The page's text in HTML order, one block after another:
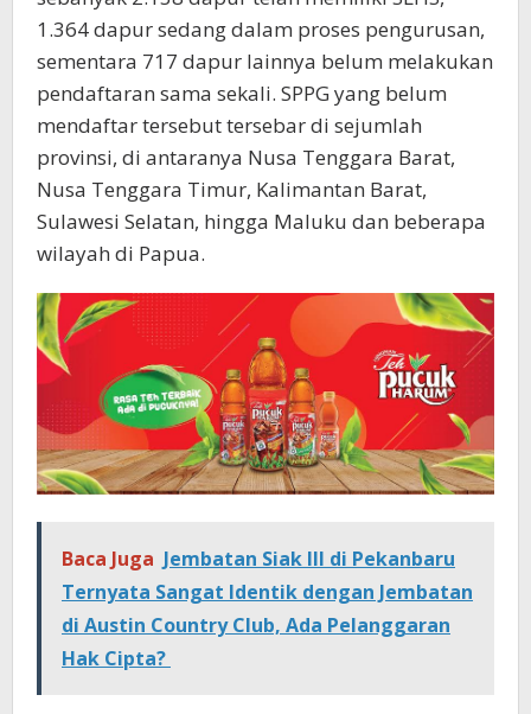
1.364 dapur sedang dalam proses pengurusan,
sementara 717 dapur lainnya belum melakukan
pendaftaran sama sekali. SPPG yang belum
mendaftar tersebut tersebar di sejumlah
provinsi, di antaranya Nusa Tenggara Barat,
Nusa Tenggara Timur, Kalimantan Barat,
Sulawesi Selatan, hingga Maluku dan beberapa
wilayah di Papua.
Baca Juga Jembatan Siak III di Pekanbaru
Ternyata Sangat Identik dengan Jembatan
di Austin Country Club, Ada Pelanggaran
Hak Cipta?